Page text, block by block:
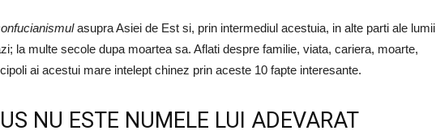
asupra Asiei de Est si, prin intermediul acestuia, in alte parti ale lumii
la multe secole dupa moartea sa. Aflati despre familie, viata, cariera, moarte,
ai acestui mare intelept chinez prin aceste 10 fapte interesante.
NU ESTE NUMELE LUI ADEVARAT